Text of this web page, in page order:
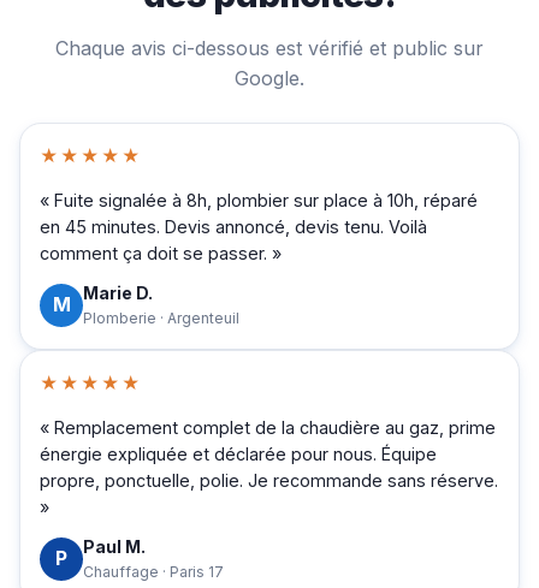
Chaque avis ci-dessous est vérifié et public sur
Google.
★★★★★
« Fuite signalée à 8h, plombier sur place à 10h, réparé
en 45 minutes. Devis annoncé, devis tenu. Voilà
comment ça doit se passer. »
M Marie D.
Plomberie · Argenteuil
★★★★★
« Remplacement complet de la chaudière au gaz, prime
énergie expliquée et déclarée pour nous. Équipe
propre, ponctuelle, polie. Je recommande sans réserve.
»
P Paul M.
Chauffage · Paris 17